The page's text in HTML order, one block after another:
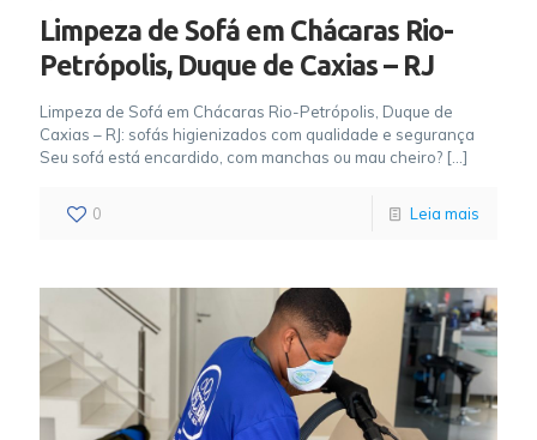
Limpeza de Sofá em Chácaras Rio-
Petrópolis, Duque de Caxias – RJ
Limpeza de Sofá em Chácaras Rio-Petrópolis, Duque de
Caxias – RJ: sofás higienizados com qualidade e segurança
Seu sofá está encardido, com manchas ou mau cheiro? […]
0 Leia mais